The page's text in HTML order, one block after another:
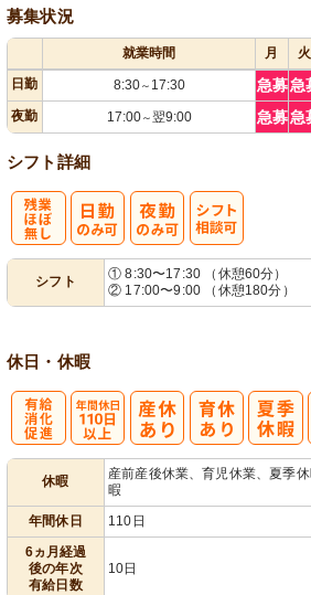
募集状況
就業時間 月 火
日勤
8:30～ 17:30 急募急
夜勤 17:00～翌9:00 急募急
シフト詳細
シフト
① 8:30〜17:30 （休憩60分）
② 17:00〜9:00 （休憩180分）
休日・休暇
休暇
産前産後休業、育児休業、夏季
暇
年間休日
110日
6ヵ月経過
後の年次
有給日数
10日